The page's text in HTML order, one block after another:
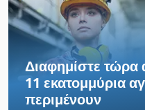
τοποθέτηση γίνεται μέσω
μέτρησης για το
DUPLEX είναι εύκολα σε
τοποθετήσιμο. Νο M64060
Διαφημίστε τώρα
11 εκατομμύρια
περιμένουν